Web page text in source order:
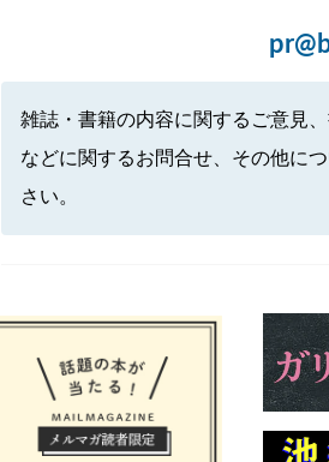
雑誌・書籍の内容に関するご意見
などに関するお問合せ、その他に
さい。